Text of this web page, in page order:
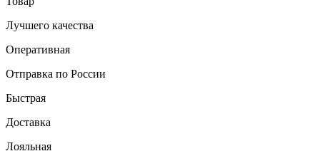
Лучшего качества
Оперативная
Отправка по России
Быстрая
Доставка
Лояльная